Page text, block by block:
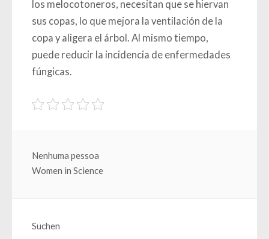
los melocotoneros, necesitan que se hiervan
sus copas, lo que mejora la ventilación de la
copa y aligera el árbol. Al mismo tiempo,
puede reducir la incidencia de enfermedades
fúngicas.
Beitragsnavigation
Nenhuma pessoa
Women in Science
Suchen